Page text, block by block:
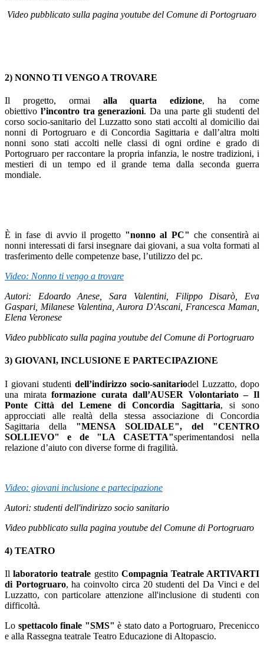
Video pubblicato sulla pagina youtube del Comune di Portogruaro
2) NONNO TI VENGO A TROVARE
Il progetto, ormai alla quarta edizione, ha come
obiettivo l’incontro tra generazioni. Da una parte gli studenti del
corso socio-sanitario del Luzzatto sono stati accolti al domicilio dai
nonni di Portogruaro e di Concordia Sagittaria e dall’altra molti
nonni sono stati accolti nelle classi di ogni ordine e grado di
Portogruaro per raccontare la propria infanzia, le nostre tradizioni, i
mestieri di un tempo ed il grande tema dalla seconda guerra
mondiale.
È in fase di avvio il progetto "nonno al PC" che consentirà ai
nonni interessati di farsi insegnare dai giovani, a sua volta formati al
trasferimento delle competenze base, l’utilizzo del pc.
Video: Nonno ti vengo a trovare
Autori: Edoardo Anese, Sara Valentini, Filippo Disarò, Eva
Gaspari, Milanese Valentina, Aurora D'Ascani, Francesca Maman,
Elena Veronese
Video pubblicato sulla pagina youtube del Comune di Portogruaro
3) GIOVANI, INCLUSIONE E PARTECIPAZIONE
I giovani studenti dell’indirizzo socio-sanitariodel Luzzatto, dopo
una mirataformazione curata dall’AUSER Volontariato – Il
Ponte Città del Lemene di Concordia Sagittaria, si sono
approcciati alle realtà della stessa associazione di Concordia
Sagittaria della "MENSA SOLIDALE", del "CENTRO
SOLLIEVO" e de "LA CASETTA"sperimentandosi nella
relazione d’aiuto con diverse forme di fragilità.
Video: giovani inclusione e partecipazione
Autori: studenti dell'indirizzo socio sanitario
Video pubblicato sulla pagina youtube del Comune di Portogruaro
4) TEATRO
Illaboratorio teatrale gestito Compagnia Teatrale ARTIVARTI
di Portogruaro, ha coinvolto circa 20 studenti del Da Vinci e del
Luzzatto, con particolare attenzione all'inclusione di studenti con
difficoltà.
Lo spettacolo finale "SMS" è stato dato a Portogruaro, Precenicco
e alla Rassegna teatrale Teatro Educazione di Altopascio.